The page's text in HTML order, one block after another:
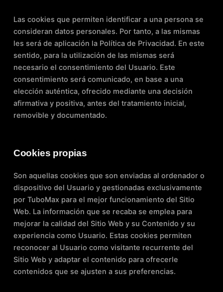
Las cookies que permiten identificar a una persona se
consideran datos personales. Por tanto, a las mismas
les será de aplicación la Política de Privacidad. En este
sentido, para la utilización de las mismas será
necesario el consentimiento del Usuario. Este
consentimiento será comunicado, en base a una
elección auténtica, ofrecido mediante una decisión
afirmativa y positiva, antes del tratamiento inicial,
removible y documentado.
Cookies propias
Son aquellas cookies que son enviadas al ordenador o
dispositivo del Usuario y gestionadas exclusivamente
por TuboMax para el mejor funcionamiento del Sitio
Web. La información que se recaba se emplea para
mejorar la calidad del Sitio Web y su Contenido y su
experiencia como Usuario. Estas cookies permiten
reconocer al Usuario como visitante recurrente del
Sitio Web y adaptar el contenido para ofrecerle
contenidos que se ajusten a sus preferencias.